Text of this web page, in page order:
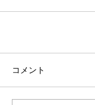
コメント